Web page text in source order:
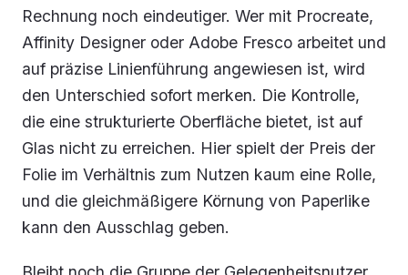
Rechnung noch eindeutiger. Wer mit Procreate,
Affinity Designer oder Adobe Fresco arbeitet und
auf präzise Linienführung angewiesen ist, wird
den Unterschied sofort merken. Die Kontrolle,
die eine strukturierte Oberfläche bietet, ist auf
Glas nicht zu erreichen. Hier spielt der Preis der
Folie im Verhältnis zum Nutzen kaum eine Rolle,
und die gleichmäßigere Körnung von Paperlike
kann den Ausschlag geben.